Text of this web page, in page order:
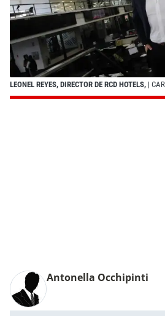
LEONEL REYES, DIRECTOR DE RCD HOTELS, |
Antonella Occhipinti